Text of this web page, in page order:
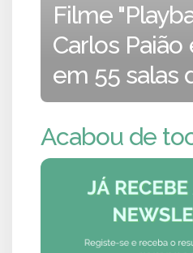
Filme
Carlos
em 55 salas
Acabou de